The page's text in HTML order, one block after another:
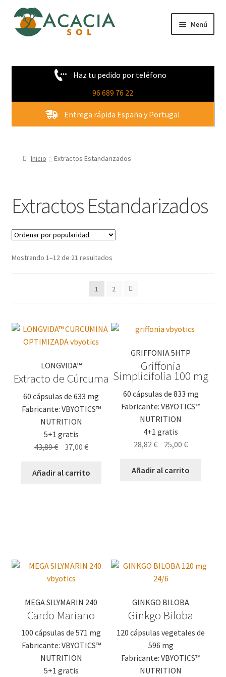
Ir
Ir
al
Menú
Novedades
Contacto
Haz tu pedido por teléfono
96 689 76 22
Entrega rápida España y Portugal
Inicio Extractos Estandarizados
Extractos Estandarizados
Mostrando 1–12 de 21 resultados
1 2
LONGVIDA™
Extracto de Cúrcuma
60 cápsulas de 633 mg
Fabricante: VBYOTICS™
NUTRITION
5+1 gratis
43,89€ El
original
37,00 €El
actual
Añadir al carrito
GRIFFONIA 5HTP
Griffonia
Simplicifolia 100 mg
60 cápsulas de 833 mg
Fabricante: VBYOTICS™
NUTRITION
4+1 gratis
28,82€ El
original
25,00€El
actual
Añadir al carrito
MEGA SILYMARIN 240
Cardo Mariano
100 cápsulas de 571 mg
Fabricante: VBYOTICS™
NUTRITION
5+1 gratis
GINKGO BILOBA
Ginkgo Biloba
120 cápsulas vegetales de
596 mg
Fabricante: VBYOTICS™
NUTRITION